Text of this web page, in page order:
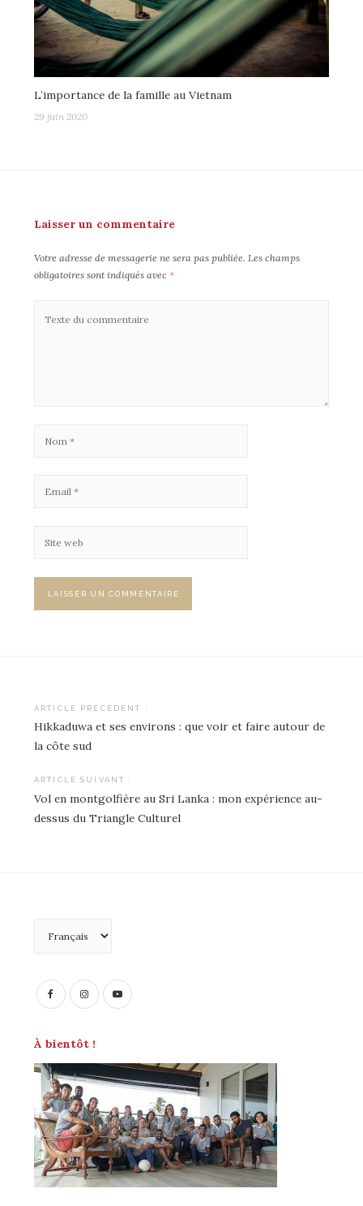
L’importance de la famille au Vietnam
29 juin 2020
Laisser un commentaire
Votre adresse de messagerie ne sera pas publiée. Les champs
obligatoires sont indiqués avec *
Navigation
l’article
ARTICLE PRÉCÉDENT :
Hikkaduwa et ses environs : que voir et faire autour de
la côte sud
ARTICLE SUIVANT :
Vol en montgolfière au Sri Lanka : mon expérience au-
dessus du Triangle Culturel
une
À bientôt !